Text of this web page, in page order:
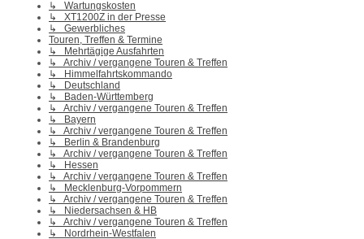
↳ Wartungskosten
↳ XT1200Z in der Presse
↳ Gewerbliches
Touren, Treffen & Termine
↳ Mehrtägige Ausfahrten
↳ Archiv / vergangene Touren & Treffen
↳ Himmelfahrtskommando
↳ Deutschland
↳ Baden-Württemberg
↳ Archiv / vergangene Touren & Treffen
↳ Bayern
↳ Archiv / vergangene Touren & Treffen
↳ Berlin & Brandenburg
↳ Archiv / vergangene Touren & Treffen
↳ Hessen
↳ Archiv / vergangene Touren & Treffen
↳ Mecklenburg-Vorpommern
↳ Archiv / vergangene Touren & Treffen
↳ Niedersachsen & HB
↳ Archiv / vergangene Touren & Treffen
↳ Nordrhein-Westfalen